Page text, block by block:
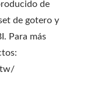
de
de gotero y
Para más